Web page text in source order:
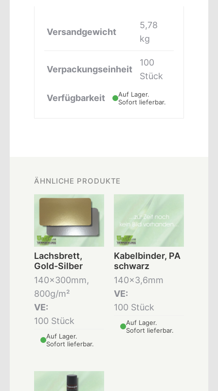
Versandgewicht
5,78
kg
Verpackungseinheit
100
Stück
Verfügbarkeit
Auf Lager.
Sofort lieferbar.
ÄHNLICHE PRODUKTE
Lachsbrett,
Gold-Silber
140x300mm,
800g/m²
VE:
100 Stück
Auf Lager.
Sofort lieferbar.
Kabelbinder, PA
schwarz
140x3,6mm
VE:
100 Stück
Auf Lager.
Sofort lieferbar.